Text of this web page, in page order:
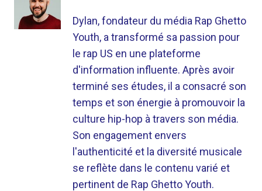
Dylan, fondateur du média Rap Ghetto
Youth, a transformé sa passion pour
le rap US en une plateforme
d'information influente. Après avoir
terminé ses études, il a consacré son
temps et son énergie à promouvoir la
culture hip-hop à travers son média.
Son engagement envers
l'authenticité et la diversité musicale
se reflète dans le contenu varié et
pertinent de Rap Ghetto Youth.